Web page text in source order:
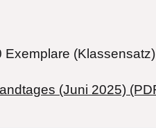
(Juni 2025)